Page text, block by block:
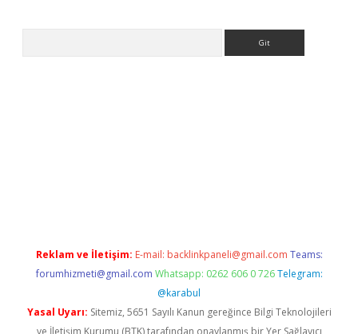
Reklam ve İletişim: E-mail: backlinkpaneli@gmail.com Teams:
forumhizmeti@gmail.com Whatsapp: 0262 606 0 726 Telegram:
@karabul
Yasal Uyarı: Sitemiz, 5651 Sayılı Kanun gereğince Bilgi Teknolojileri
ve İletişim Kurumu (BTK) tarafından onaylanmış bir Yer Sağlayıcı